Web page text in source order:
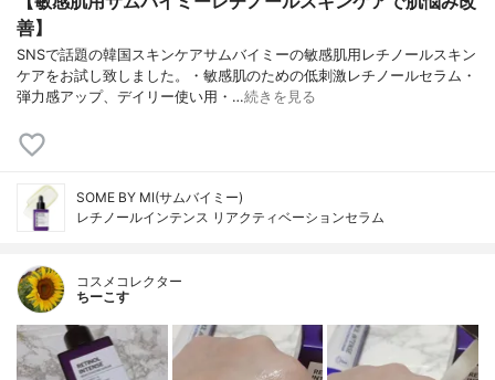
善】
SNSで話題の韓国スキンケアサムバイミーの敏感肌用レチノールスキン
ケアをお試し致しました。・敏感肌のための低刺激レチノールセラム・
弾力感アップ、デイリー使い用・…続きを見る
SOME BY MI(サムバイミー)
レチノールインテンス リアクティベーションセラム
コスメコレクター
ちーこす